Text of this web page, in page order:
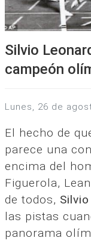
Silvio
campeón
lunes, 26 de
El hecho de
parece una
encima del
Figuerola,
de todos,
las pistas
panorama